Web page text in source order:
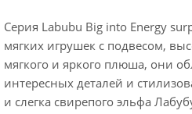
Серия Labubu Big into Energy
мягких игрушек с подвесом,
мягкого и яркого плюша, они
интересных деталей и
и слегка свирепого эльфа